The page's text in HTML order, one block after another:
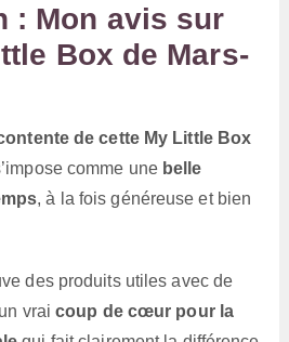
: Mon avis sur
Box de Mars-
de cette My Little Box
comme une belle
, à la fois généreuse et bien
des produits utiles avec de
vraicoup de cœur pour la